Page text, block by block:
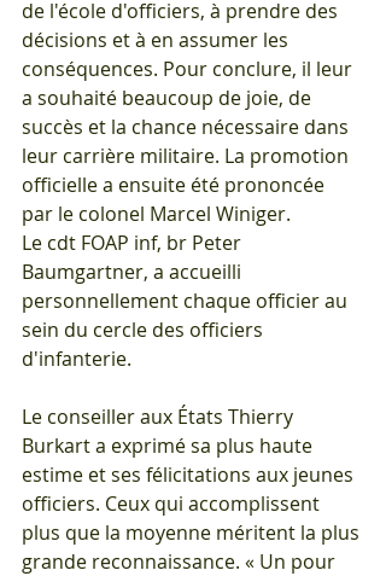
de l'école d'officiers, à prendre des
décisions et à en assumer les
conséquences. Pour conclure, il leur
a souhaité beaucoup de joie, de
succès et la chance nécessaire dans
leur carrière militaire. La promotion
officielle a ensuite été prononcée
par le colonel Marcel Winiger.
Le cdt FOAP inf, br Peter
Baumgartner, a accueilli
personnellement chaque officier au
sein du cercle des officiers
d'infanterie.
Le conseiller aux États Thierry
Burkart a exprimé sa plus haute
estime et ses félicitations aux jeunes
officiers. Ceux qui accomplissent
plus que la moyenne méritent la plus
grande reconnaissance. « Un pour